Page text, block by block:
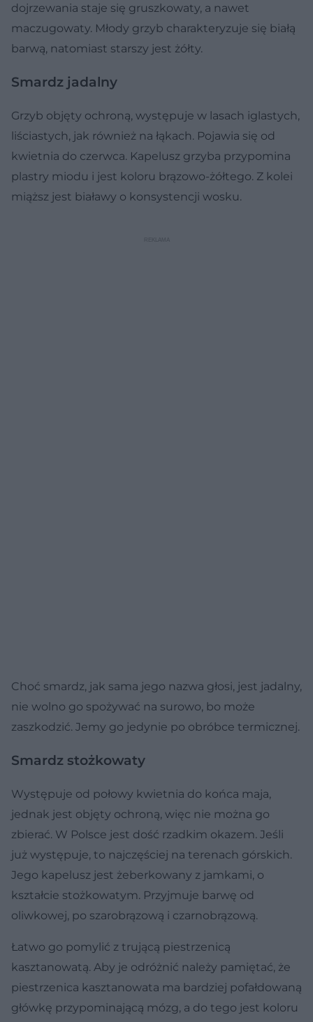
dojrzewania staje się gruszkowaty, a nawet
maczugowaty. Młody grzyb charakteryzuje się białą
barwą, natomiast starszy jest żółty.
Smardz jadalny
Grzyb objęty ochroną, występuje w lasach iglastych,
liściastych, jak również na łąkach. Pojawia się od
kwietnia do czerwca. Kapelusz grzyba przypomina
plastry miodu i jest koloru brązowo-żółtego. Z kolei
miąższ jest białawy o konsystencji wosku.
Choć smardz, jak sama jego nazwa głosi, jest jadalny,
nie wolno go spożywać na surowo, bo może
zaszkodzić. Jemy go jedynie po obróbce termicznej.
Smardz stożkowaty
Występuje od połowy kwietnia do końca maja,
jednak jest objęty ochroną, więc nie można go
zbierać. W Polsce jest dość rzadkim okazem. Jeśli
już występuje, to najczęściej na terenach górskich.
Jego kapelusz jest żeberkowany z jamkami, o
kształcie stożkowatym. Przyjmuje barwę od
oliwkowej, po szarobrązową i czarnobrązową.
Łatwo go pomylić z trującą piestrzenicą
kasztanowatą. Aby je odróżnić należy pamiętać, że
piestrzenica kasztanowata ma bardziej pofałdowaną
główkę przypominającą mózg, a do tego jest koloru